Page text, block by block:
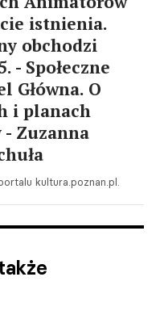
istnienia.
obchodzi
- Społeczne
Główna. O
i planach
Zuzanna
kultura.poznan.pl.